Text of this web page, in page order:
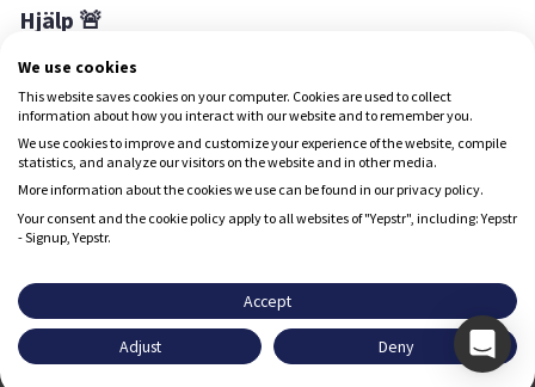
Hjälp 🚨
Hjälpcenter
Ladda ned Yepstr
Ladda ned Yepstr
Yepstr AB • Org. 556997-9817 • Skeppsbron 28, 111 30
Stockholm
upplevelse.
We use cookies
This website saves cookies on your computer. Cookies are used to collect
information about how you interact with our website and to remember you.
We use cookies to improve and customize your experience of the website, compile
statistics, and analyze our visitors on the website and in other media.
More information about the cookies we use can be found in our privacy policy.
Your consent and the cookie policy apply to all websites of "Yepstr", including: Yepstr
- Signup, Yepstr.
Accept
Adjust Deny